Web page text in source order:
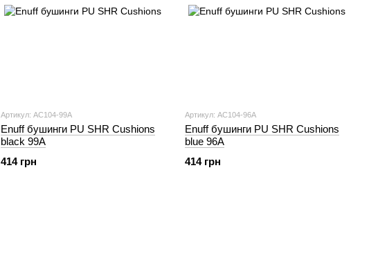
Артикул: AC104-99A
Enuff бушинги PU SHR Cushions
black 99A
414 грн
Артикул: AC104-96A
Enuff бушинги PU SHR Cushions
blue 96A
414 грн